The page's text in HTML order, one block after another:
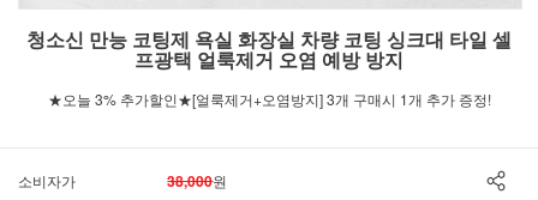
청소신 만능 코팅제 욕실 화장실 차량 코팅 싱크대 타일 셀
프광택 얼룩제거 오염 예방 방지
★오늘 3% 추가할인★[얼룩제거+오염방지] 3개 구매시 1개 추가 증정!
소비자가 38,000원